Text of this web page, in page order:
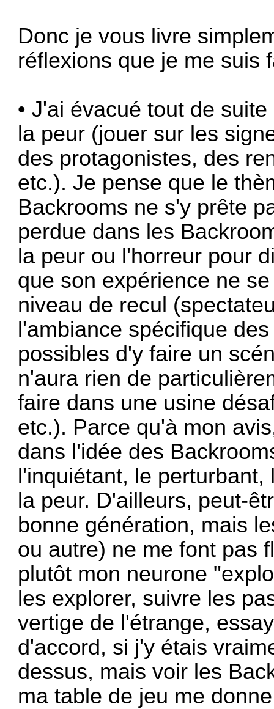
Donc je vous livre
réflexions que je me suis
• J'ai évacué tout de
la peur (jouer sur les
des protagonistes, des
etc.). Je pense que le
Backrooms ne s'y prête
perdue dans les
la peur ou l'horreur pour
que son expérience ne
niveau de recul
l'ambiance spécifique
possibles d'y faire un
n'aura rien de
faire dans une usine
etc.). Parce qu'à mon
dans l'idée des
l'inquiétant, le
la peur. D'ailleurs, peut-
bonne génération, mais
ou autre) ne me font pas
plutôt mon neurone
les explorer, suivre les
vertige de l'étrange,
d'accord, si j'y étais
dessus, mais voir les
ma table de jeu me